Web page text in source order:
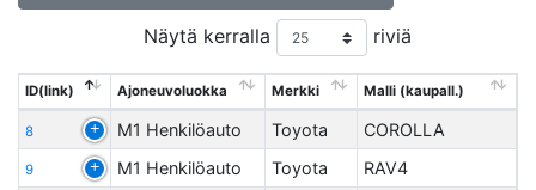
Näytä kerralla riviä
ID(link) Ajoneuvoluokka Merkki Malli (kaupall.)
8 M1 Henkilöauto Toyota COROLLA
9 M1 Henkilöauto Toyota RAV4